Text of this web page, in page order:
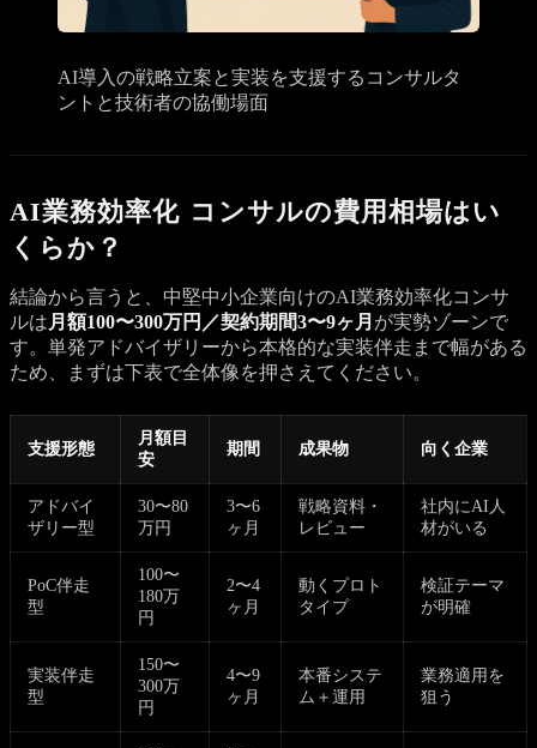
AI導入の戦略立案と実装を支援するコンサルタ
ントと技術者の協働場面
AI業務効率化 コンサルの費用相場はい
くらか？
結論から言うと、中堅中小企業向けのAI業務効率化コンサ
ルは 月額100〜300万円／契約期間3〜9ヶ月 が実勢ゾーンで
す。単発アドバイザリーから本格的な実装伴走まで幅がある
ため、まずは下表で全体像を押さえてください。
支援形態
月額目
安
期間 成果物 向く企業
アドバイ
ザリー型
30〜80
万円
3〜6
ヶ月
戦略資料・
レビュー
社内にAI人
材がいる
PoC伴走
型
100〜
180万
円
2〜4
ヶ月
動くプロト
タイプ
検証テーマ
が明確
実装伴走
型
150〜
300万
円
4〜9
ヶ月
本番システ
ム＋運用
業務適用を
狙う